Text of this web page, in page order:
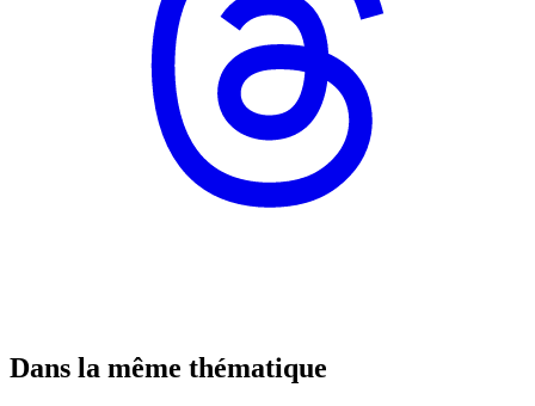
Dans la même thématique